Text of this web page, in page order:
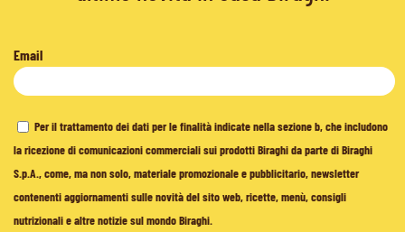
Email
Per il trattamento dei dati per le finalità indicate nella sezione b, che includono
la ricezione di comunicazioni commerciali sui prodotti Biraghi da parte di Biraghi
S.p.A., come, ma non solo, materiale promozionale e pubblicitario, newsletter
contenenti aggiornamenti sulle novità del sito web, ricette, menù, consigli
nutrizionali e altre notizie sul mondo Biraghi.